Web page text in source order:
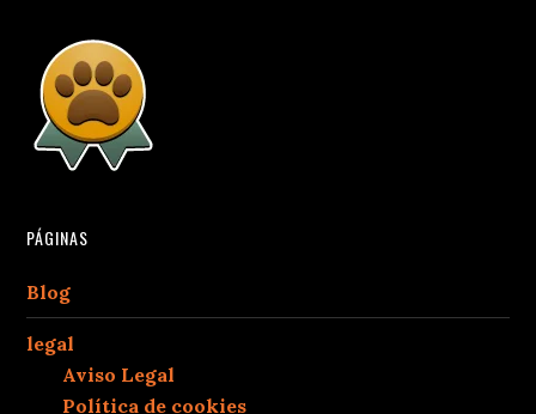
PÁGINAS
Blog
legal
Aviso Legal
Política de cookies